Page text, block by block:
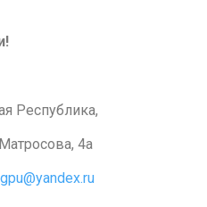
Республика,
4а